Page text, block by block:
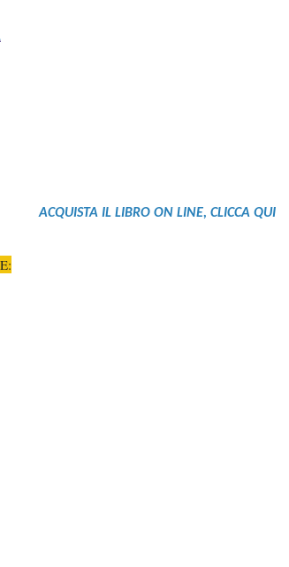
ACQUISTA IL LIBRO ON LINE, CLICCA QUI